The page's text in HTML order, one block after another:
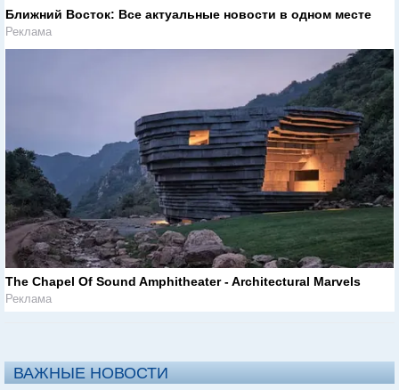
Ближний Восток: Все актуальные новости в одном месте
Реклама
The Chapel Of Sound Amphitheater - Architectural Marvels
Реклама
ВАЖНЫЕ НОВОСТИ